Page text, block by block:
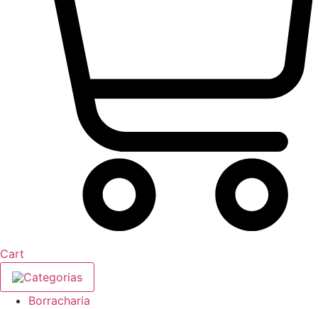
Cart
Categorias
Borracharia